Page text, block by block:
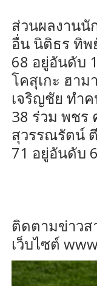
ส่วนผลงานนั
อื่น นิติธร ทิพ
68 อยู่อันดับ
โคสุเกะ ฮา
เจริญชัย ทำ
38 ร่วม พชร
สุวรรณรัตน์
71 อยู่อันดับ
ติดตามข่าวส
เว็บไซต์